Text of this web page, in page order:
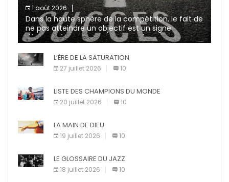
1 août 2026
Dans la haute sphère de la compétition, le fait de
ne pas atteindre un objectif est un signe
d’incompétence et une source de sanctions
diverses (avertissement, […]
L’ÈRE DE LA SATURATION
27 juillet 2026 10
LISTE DES CHAMPIONS DU MONDE
20 juillet 2026 10
LA MAIN DE DIEU
19 juillet 2026 10
LE GLOSSAIRE DU JAZZ
18 juillet 2026 10